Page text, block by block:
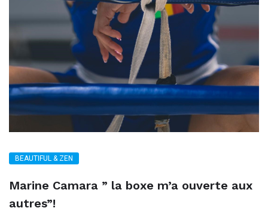
BEAUTIFUL & ZEN
Marine Camara ” la boxe m’a ouverte aux
autres”!